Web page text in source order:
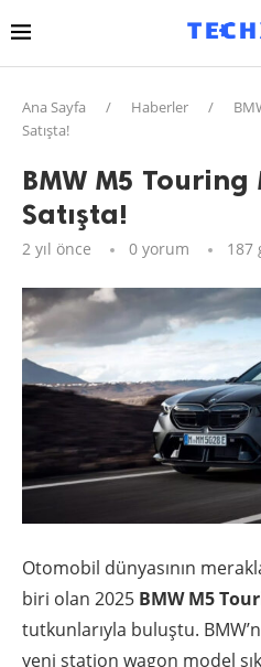
Ana Sayfa / Haberler /
Satışta!
BMW M5
Satışta!
2 yıl önce 0 yorum 187
Otomobil dünyasının
biri olan 2025 BMW M5
tutkunlarıyla buluştu.
yeni station wagon model